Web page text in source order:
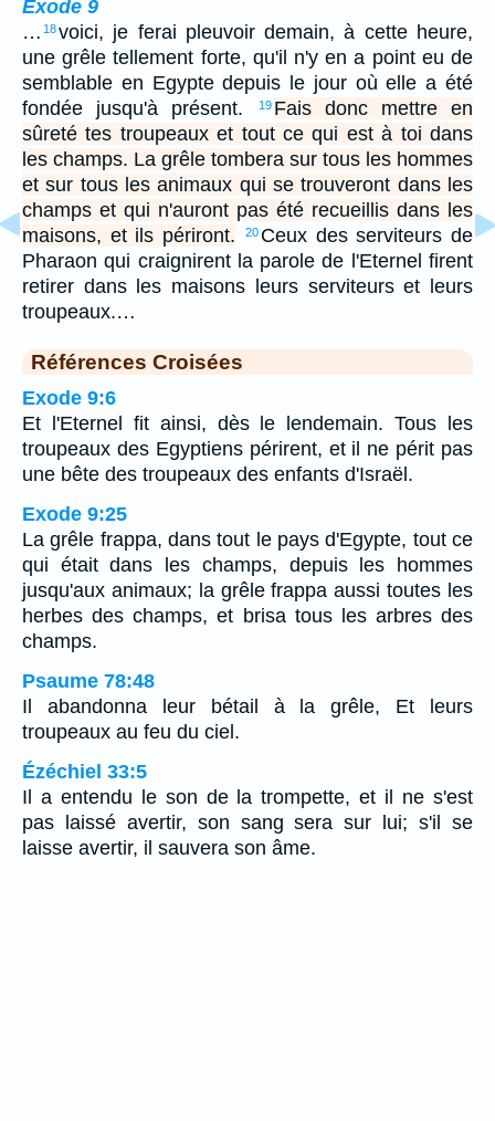
Exode 9
… 18voici, je ferai pleuvoir demain, à cette heure,
une grêle tellement forte, qu'il n'y en a point eu de
semblable en Egypte depuis le jour où elle a été
fondée jusqu'à présent.
19 Fais donc mettre en
sûreté tes troupeaux et tout ce qui est à toi dans
les champs. La grêle tombera sur tous les hommes
et sur tous les animaux qui se trouveront dans les
champs et qui n'auront pas été recueillis dans les
maisons, et ils périront.
20 Ceux des serviteurs de
Pharaon qui craignirent la parole de l'Eternel firent
retirer dans les maisons leurs serviteurs et leurs
troupeaux.…
Références Croisées
Exode 9:6
Et l'Eternel fit ainsi, dès le lendemain. Tous les
troupeaux des Egyptiens périrent, et il ne périt pas
une bête des troupeaux des enfants d'Israël.
Exode 9:25
La grêle frappa, dans tout le pays d'Egypte, tout ce
qui était dans les champs, depuis les hommes
jusqu'aux animaux; la grêle frappa aussi toutes les
herbes des champs, et brisa tous les arbres des
champs.
Psaume 78:48
Il abandonna leur bétail à la grêle, Et leurs
troupeaux au feu du ciel.
Ézéchiel 33:5
Il a entendu le son de la trompette, et il ne s'est
pas laissé avertir, son sang sera sur lui; s'il se
laisse avertir, il sauvera son âme.